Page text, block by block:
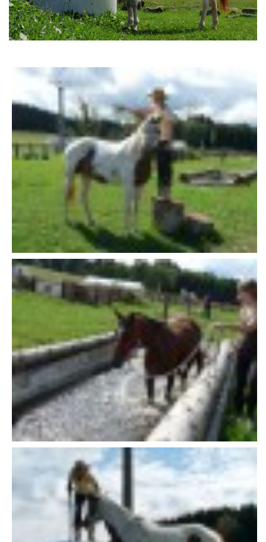
AKCE 2025
© 2026 eStránky.cz